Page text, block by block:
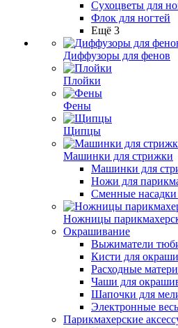
Сухоцветы для
Флок для ногтей
Ещё 3
Диффузоры для фенов
Плойки
Фены
Щипцы
Машинки для стрижки
Машинки для
Ножи для
Сменные
Ножницы
Окрашивание
Выжиматели
Кисти для
Расходные
Чаши для
Шапочки для
Электронные
Парикмахерские